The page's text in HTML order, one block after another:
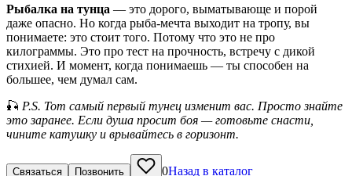
Рыбалка на тунца — это дорого, выматывающе и порой
даже опасно. Но когда рыба-мечта выходит на тропу, вы
понимаете: это стоит того. Потому что это не про
килограммы. Это про тест на прочность, встречу с дикой
стихией. И момент, когда понимаешь — ты способен на
большее, чем думал сам.
🎣 P.S. Тот самый первый тунец изменит вас. Просто знайте
это заранее. Если душа просит боя — готовьте снасти,
чините катушку и врывайтесь в горизонт.
Связаться Позвонить 0Назад в каталог